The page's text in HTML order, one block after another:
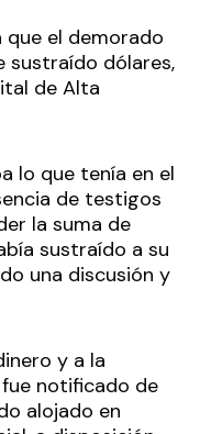
el demorado
sustraído dólares,
de Alta
lo que tenía en el
de testigos
la suma de
sustraído a su
una discusión y
y a la
notificado de
alojado en